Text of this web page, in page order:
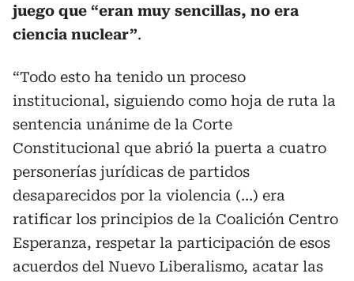
juego que “eran muy sencillas, no era
ciencia nuclear”.
“Todo esto ha tenido un proceso
institucional, siguiendo como hoja de ruta la
sentencia unánime de la Corte
Constitucional que abrió la puerta a cuatro
personerías jurídicas de partidos
desaparecidos por la violencia (…) era
ratificar los principios de la Coalición Centro
Esperanza, respetar la participación de esos
acuerdos del Nuevo Liberalismo, acatar las